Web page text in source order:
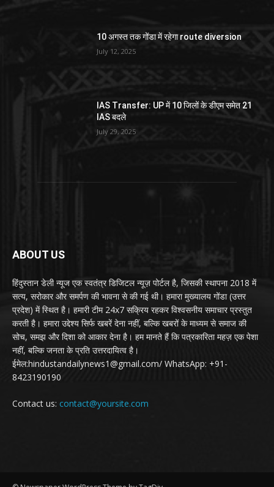
10 अगस्त तक गोंडा में रहेगा route diversion
July 12, 2025
IAS Transfer: UP में 10 जिलों के डीएम समेत 21
IAS बदले
July 29, 2025
ABOUT US
हिंदुस्तान डेली न्यूज एक स्वतंत्र डिजिटल न्यूज़ पोर्टल है, जिसकी स्थापना 2018 में
सत्य, सरोकार और समर्पण की भावना से की गई थी। हमारा मुख्यालय गोंडा (उत्तर
प्रदेश) में स्थित है। हमारी टीम 24x7 सक्रिय रहकर विश्वसनीय समाचार प्रस्तुत
करती है। हमारा उद्देश्य सिर्फ खबरें देना नहीं, बल्कि खबरों के माध्यम से समाज की
सोच, समझ और दिशा को आकार देना है। हम मानते हैं कि पत्रकारिता महज़ एक पेशा
नहीं, बल्कि जनता के प्रति उत्तरदायित्व है।
ईमेल:hindustandailynews1@gmail.com/ WhatsApp: +91-
8423190190
Contact us: contact@yoursite.com